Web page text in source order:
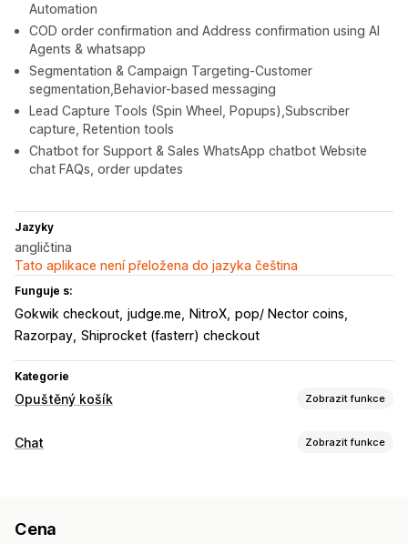
Automation
COD order confirmation and Address confirmation using AI
Agents & whatsapp
Segmentation & Campaign Targeting-Customer
segmentation,Behavior-based messaging
Lead Capture Tools (Spin Wheel, Popups),Subscriber
capture, Retention tools
Chatbot for Support & Sales WhatsApp chatbot Website
chat FAQs, order updates
Jazyky
angličtina
Tato aplikace není přeložena do jazyka čeština
Funguje s:
Gokwik checkout judge.me NitroX pop/ Nector coins
Razorpay Shiprocket (fasterr) checkout
Kategorie
Opuštěný košík Zobrazit funkce
Obnovení košíku
Vyskakovací okna pro udělení souhlasu
Chat Zobrazit funkce
Překlad v reálném čase
Cena